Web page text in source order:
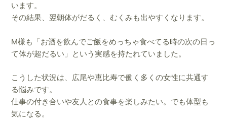
います。
その結果、翌朝体がだるく、むくみも出やすくなります。
M様も「お酒を飲んでご飯をめっちゃ食べてる時の次の日っ
て体が超だるい」という実感を持たれていました。
こうした状況は、広尾や恵比寿で働く多くの女性に共通す
る悩みです。
仕事の付き合いや友人との食事を楽しみたい。でも体型も
気になる。